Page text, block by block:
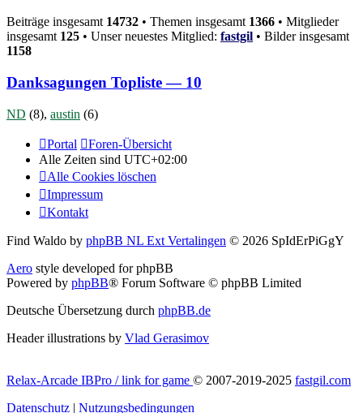
Beiträge insgesamt 14732 • Themen insgesamt 1366 • Mitglieder
insgesamt 125 • Unser neuestes Mitglied: fastgil • Bilder insgesamt
1158
Danksagungen Topliste — 10
ND (8), austin (6)
Portal
Foren-Übersicht
Alle Zeiten sind UTC+02:00
Alle Cookies löschen
Impressum
Kontakt
Find Waldo by phpBB NL Ext Vertalingen © 2026 SpIdErPiGgY
Aero style developed for phpBB
Powered by phpBB® Forum Software © phpBB Limited
Deutsche Übersetzung durch phpBB.de
Header illustrations by Vlad Gerasimov
Relax-Arcade IBPro / link for game © 2007-2019-2025 fastgil.com
Datenschutz | Nutzungsbedingungen